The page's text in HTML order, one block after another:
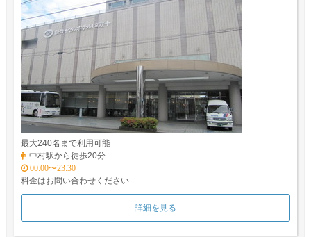
最大240名まで利用可能
中村駅から徒歩20分
00:00〜23:30
料金はお問い合わせください
詳細を見る